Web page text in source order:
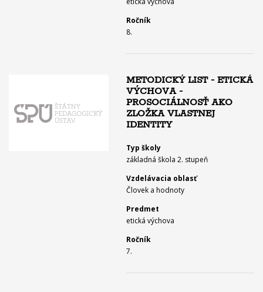
Ročník
8.
METODICKÝ LIST - ETICKÁ
VÝCHOVA -
PROSOCIÁLNOSŤ AKO
ZLOŽKA VLASTNEJ
IDENTITY
Typ školy
základná škola 2. stupeň
Vzdelávacia oblasť
Človek a hodnoty
Predmet
etická výchova
Ročník
7.